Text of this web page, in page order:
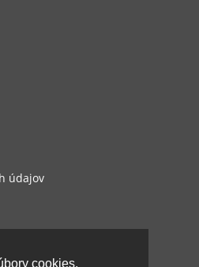
cookies.
údajov